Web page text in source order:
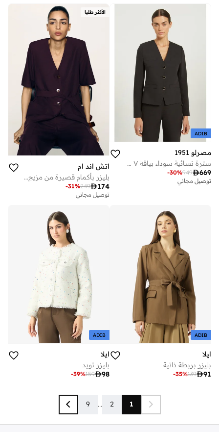
ADIB
مصرلو 1951
سترة نسائية سوداء بياقة V وبزرار.
669
949
-30%
توصيل مجاني
الأكثر طلبا
اتش اند ام
بليزر بأكمام قصيرة من مزيج الكتّان
174
249
-31%
توصيل مجاني
ADIB
ايلا
بليزر بربطة ذاتية
91
139
-35%
ADIB
ايلا
بليزر تويد
98
159
-39%
1
2
...
9